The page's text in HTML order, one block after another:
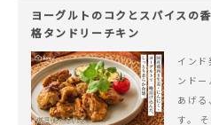
ヨーグルトのコクとスパイスの
格タンドリーチキン
イン
ンド
あげ
す。